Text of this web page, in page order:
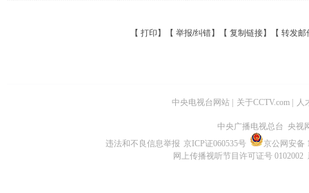
【 打印 】【 举报/纠错】【 复制链接】【 转发邮
中央电视台网站 关于CCTV.com 人
中央广播电视总台 央视
违法和不良信息举报 京ICP证060535号
京公网安备
网上传播视听节目许可证号 0102002